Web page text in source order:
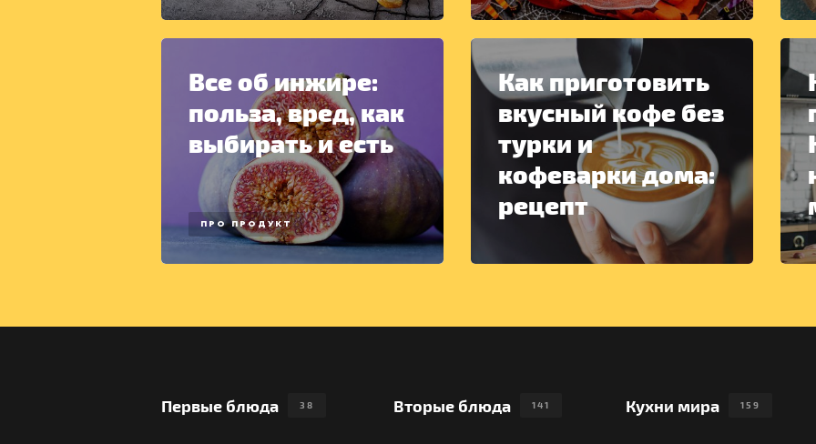
Все об инжире:
польза, вред, как
выбирать и есть
ПРО ПРОДУКТ
Как приготовить
вкусный кофе без
турки и
кофеварки дома:
рецепт
Первые блюда 38 Вторые блюда 141 Кухни мира 159